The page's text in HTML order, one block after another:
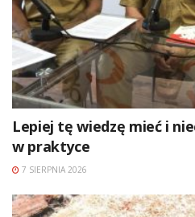
Lepiej tę wiedzę mieć i
w praktyce
7 SIERPNIA 2026